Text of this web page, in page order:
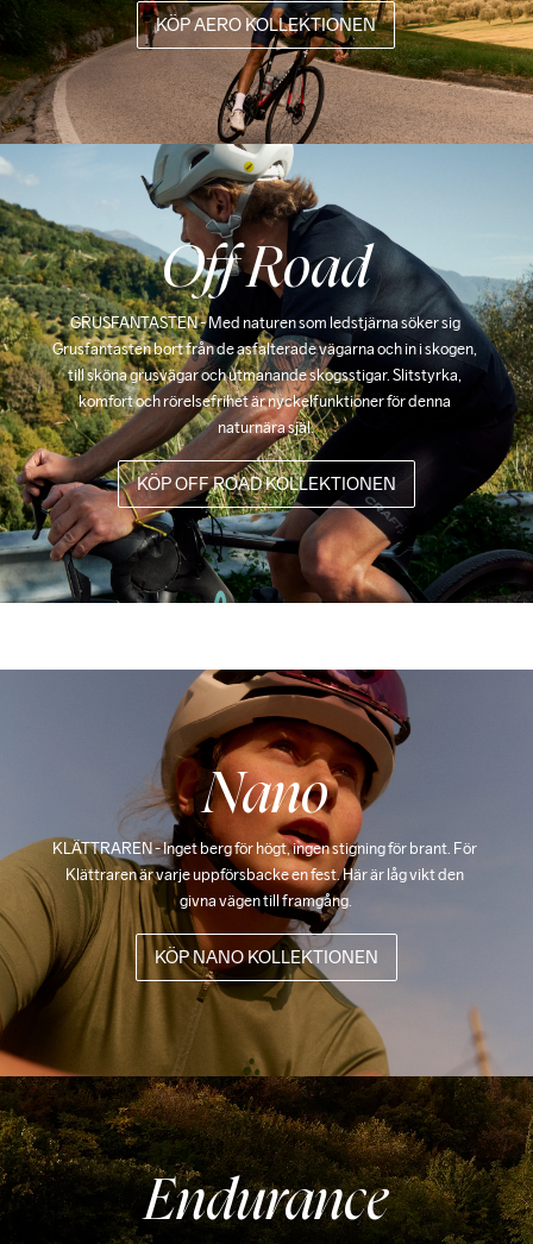
KÖP AERO KOLLEKTIONEN
Off Road
GRUSFANTASTEN - Med naturen som ledstjärna söker sig
Grusfantasten bort från de asfalterade vägarna och in i skogen,
till sköna grusvägar och utmanande skogsstigar. Slitstyrka,
komfort och rörelsefrihet är nyckelfunktioner för denna
naturnära själ.
KÖP OFF ROAD KOLLEKTIONEN
Nano
KLÄTTRAREN - Inget berg för högt, ingen stigning för brant. För
Klättraren är varje uppförsbacke en fest. Här är låg vikt den
givna vägen till framgång.
KÖP NANO KOLLEKTIONEN
Endurance